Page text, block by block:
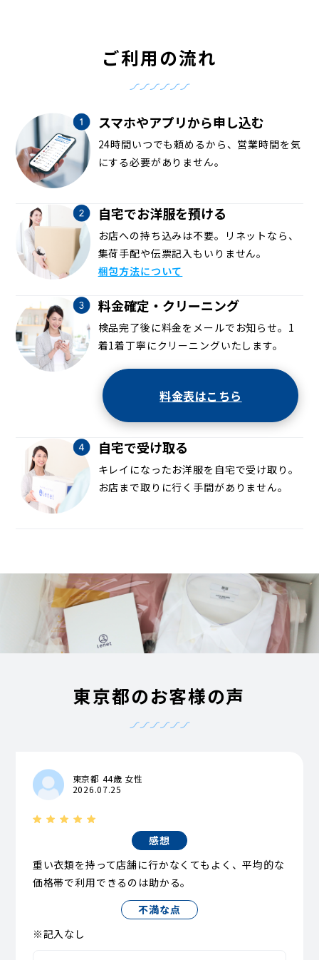
ご利用の流れ
スマホやアプリから申し込む
24時間いつでも頼めるから、営業時間を気
にする必要がありません。
自宅でお洋服を預ける
お店への持ち込みは不要。リネットなら、
集荷手配や伝票記入もいりません。
梱包方法について
料金確定・クリーニング
検品完了後に料金をメールでお知らせ。1
着1着丁寧にクリーニングいたします。
料金表はこちら
自宅で受け取る
キレイになったお洋服を自宅で受け取り。
お店まで取りに行く手間がありません。
東京都のお客様の声
東京都 44歳 女性
2026.07.25
感想
重い衣類を持って店舗に行かなくてもよく、平均的な
価格帯で利用できるのは助かる。
不満な点
※記入なし